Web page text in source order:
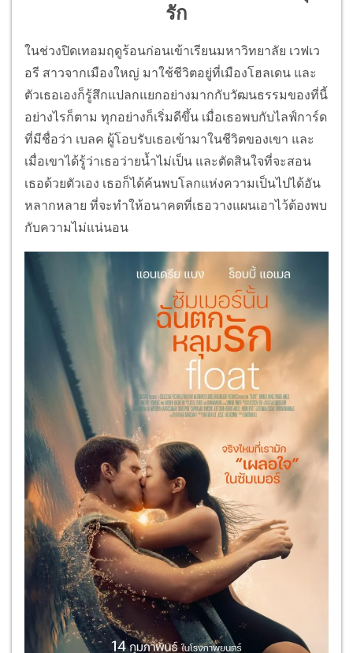
รัก
ในช่วงปิดเทอมฤดูร้อนก่อนเข้าเรียนมหาวิทยาลัย เวฟเว
อรี สาวจากเมืองใหญ่ มาใช้ชีวิตอยู่ที่เมืองโฮลเดน และ
ตัวเธอเองก็รู้สึกแปลกแยกอย่างมากกับวัฒนธรรมของที่นี้
อย่างไรก็ตาม ทุกอย่างก็เริ่มดีขึ้น เมื่อเธอพบกับไลฟ์การ์ด
ที่มีชื่อว่า เบลค ผู้โอบรับเธอเข้ามาในชีวิตของเขา และ
เมื่อเขาได้รู้ว่าเธอว่ายนํ้าไม่เป็น และตัดสินใจที่จะสอน
เธอด้วยตัวเอง เธอก็ได้ค้นพบโลกแห่งความเป็นไปได้อัน
หลากหลาย ที่จะทำให้อนาคตที่เธอวางแผนเอาไว้ต้องพบ
กับความไม่แน่นอน